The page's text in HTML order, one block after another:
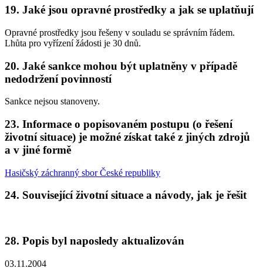
19. Jaké jsou opravné prostředky a jak se uplatňují
Opravné prostředky jsou řešeny v souladu se správním řádem.
Lhůta pro vyřízení žádosti je 30 dnů.
20. Jaké sankce mohou být uplatněny v případě
nedodržení povinností
Sankce nejsou stanoveny.
23. Informace o popisovaném postupu (o řešení
životní situace) je možné získat také z jiných zdrojů
a v jiné formě
Hasičský záchranný sbor České republiky
24. Související životní situace a návody, jak je řešit
28. Popis byl naposledy aktualizován
03.11.2004